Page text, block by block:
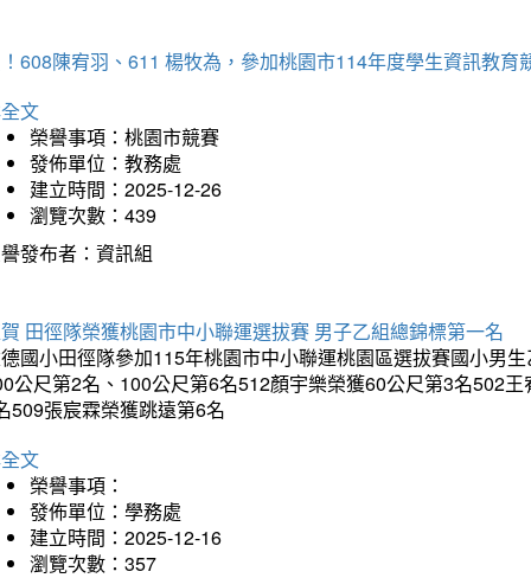
608陳宥羽、611 楊牧為，參加桃園市114年度學生資訊教育
文
榮譽事項：桃園市競賽
發佈單位：教務處
建立時間：2025-12-26
瀏覽次數：439
發布者：資訊組
田徑隊榮獲桃園市中小聯運選拔賽 男子乙組總錦標第一名
國小田徑隊參加115年桃園市中小聯運桃園區選拔賽國小男
公尺第2名、100公尺第6名512顏宇樂榮獲60公尺第3名502
509張宸霖榮獲跳遠第6名
文
榮譽事項：
發佈單位：學務處
建立時間：2025-12-16
瀏覽次數：357